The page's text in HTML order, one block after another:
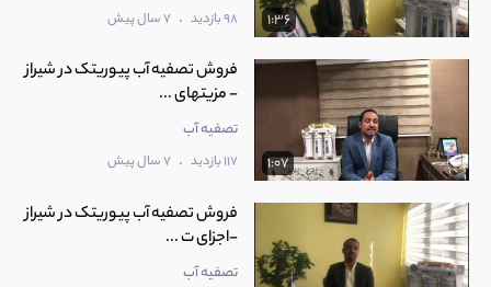
1:36 98 بازدید . 7 سال پیش
1:07
فروش تصفیه آب پیوریتک در شیراز
- مزیتهای ...
تصفیه آب
117 بازدید . 7 سال پیش
فروش تصفیه آب پیوریتک در شیراز
-اجزای ت ...
تصفیه آب